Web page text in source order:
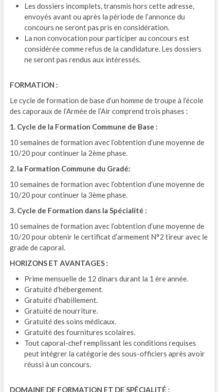
Les dossiers incomplets, transmis hors cette adresse,
envoyés avant ou après la période de l’annonce du
concours ne seront pas pris en considération.
La non convocation pour participer au concours est
considérée comme refus de la candidature. Les dossiers
ne seront pas rendus aux intéressés.
FORMATION :
Le cycle de formation de base d’un homme de troupe à l’école
des caporaux de l’Armée de l’Air comprend trois phases :
1. Cycle de la Formation Commune de Base :
10 semaines de formation avec l’obtention d’une moyenne de
10/20 pour continuer la 2ème phase.
2. la Formation Commune du Gradé:
10 semaines de formation avec l’obtention d’une moyenne de
10/20 pour continuer la 3ème phase.
3. Cycle de Formation dans la Spécialité :
10 semaines de formation avec l’obtention d’une moyenne de
10/20 pour obtenir le certificat d’armement N°2 tireur avec le
grade de caporal.
HORIZONS ET AVANTAGES :
Prime mensuelle de 12 dinars durant la 1 ère année.
Gratuité d’hébergement.
Gratuité d’habillement.
Gratuité de nourriture.
Gratuité des soins médicaux.
Gratuité des fournitures scolaires.
Tout caporal-chef remplissant les conditions requises
peut intégrer la catégorie des sous-officiers après avoir
réussi à un concours.
DOMAINE DE FORMATION ET DE SPÉCIALITÉ :